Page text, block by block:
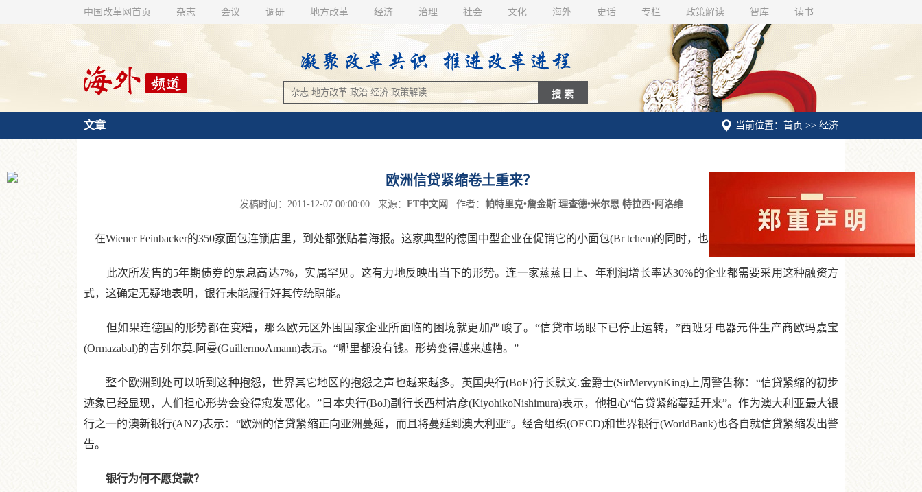
中国改革网首页 杂志 会议 调研 地方改革 经济 治理 社会 文化 海外 史话 专栏 政策解读 智库 读书
当前位置：首页 >> 经济
文章
欧洲信贷紧缩卷土重来？
发稿时间：2011-12-07 00:00:00 来源： FT中文网 作者： 帕特里克•詹金斯 理查德•米尔恩 特拉西•阿洛维
在Wiener Feinbacker的350家面包连锁店里，到处都张贴着海报。这家典型的德国中型企业在促销它的小面包(Br tchen)的同时，也在促销它发售的债券。
此次所发售的5年期债券的票息高达7%，实属罕见。这有力地反映出当下的形势。连一家蒸蒸日上、年利润增长率达30%的企业都需要采用这种融资方
式，这确定无疑地表明，银行未能履行好其传统职能。
但如果连德国的形势都在变糟，那么欧元区外围国家企业所面临的困境就更加严峻了。“信贷市场眼下已停止运转，”西班牙电器元件生产商欧玛嘉宝
(Ormazabal)的吉列尔莫.阿曼(GuillermoAmann)表示。“哪里都没有钱。形势变得越来越糟。”
整个欧洲到处可以听到这种抱怨，世界其它地区的抱怨之声也越来越多。英国央行(BoE)行长默文.金爵士(SirMervynKing)上周警告称：“信贷紧缩的初步
迹象已经显现，人们担心形势会变得愈发恶化。”日本央行(BoJ)副行长西村清彦(KiyohikoNishimura)表示，他担心“信贷紧缩蔓延开来”。作为澳大利亚最大银
行之一的澳新银行(ANZ)表示：“欧洲的信贷紧缩正向亚洲蔓延，而且将蔓延到澳大利亚”。经合组织(OECD)和世界银行(WorldBank)也各自就信贷紧缩发出警
告。
银行为何不愿贷款？